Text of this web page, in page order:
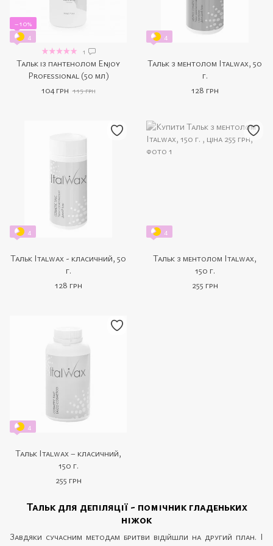
−10%
4
1
Тальк із пантенолом Enjoy
Professional (50 мл)
104 грн 115 грн
4
Тальк з ментолом Italwax, 50
г.
128 грн
4
Тальк Italwax - класичний, 50
г.
128 грн
4
Тальк з ментолом Italwax,
150 г.
255 грн
4
Тальк Italwax – класичний,
150 г.
255 грн
Тальк для депіляції - помічник гладеньких
ніжок
Завдяки сучасним методам бритви відійшли на другий план. І